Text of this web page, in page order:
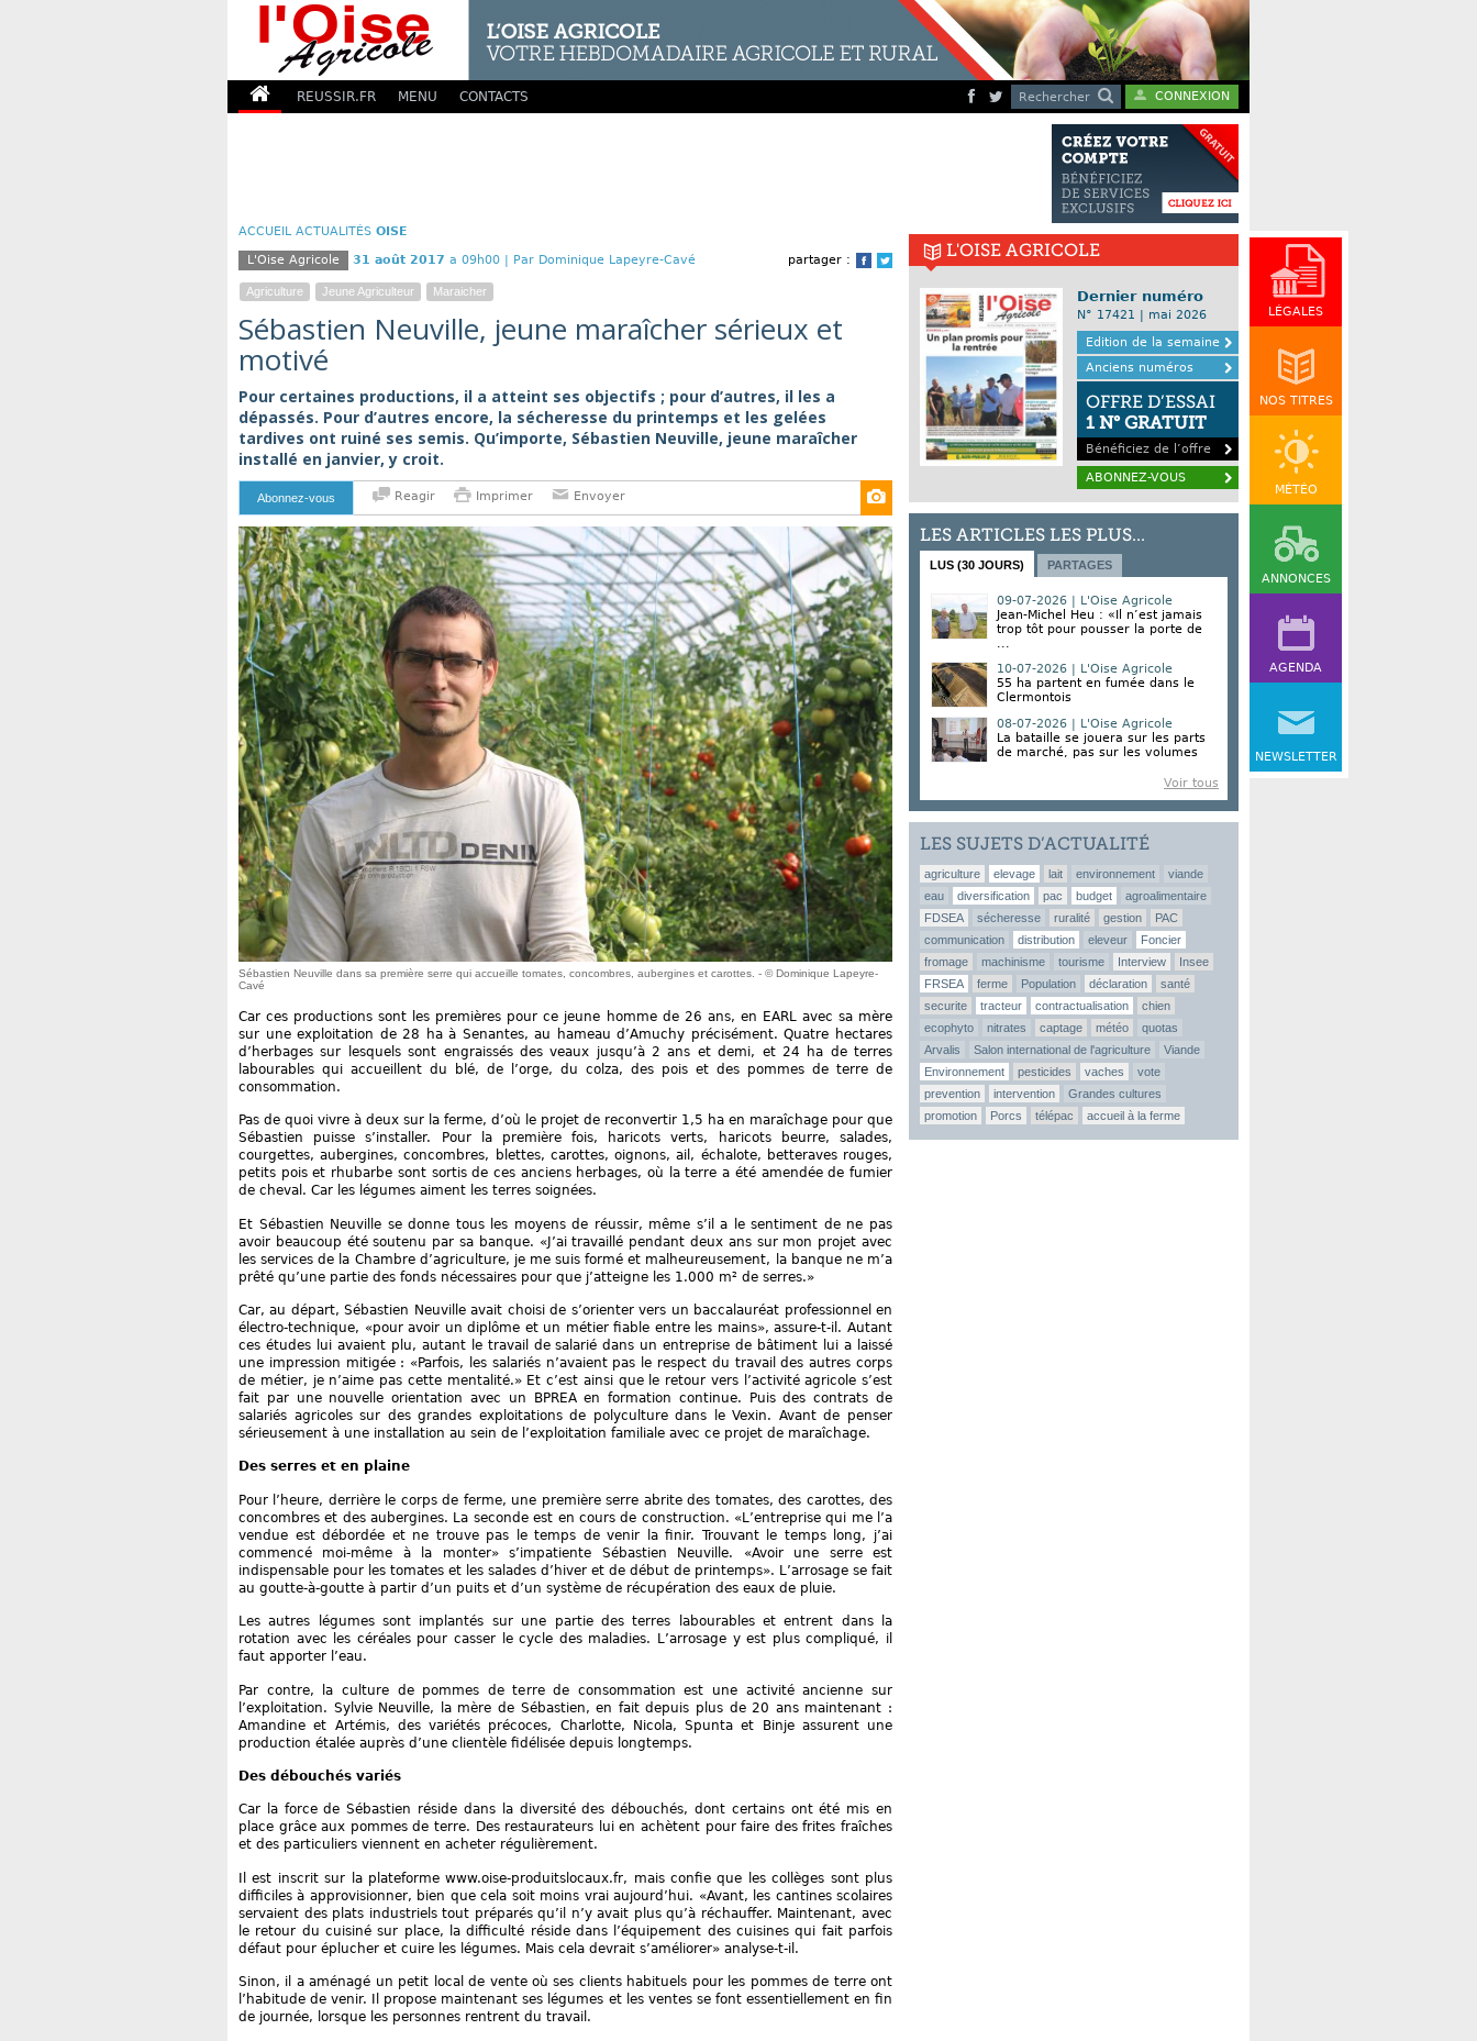
REUSSIR.FR MENU CONTACTS Rechercher CONNEXION
LÉGALES
NOS TITRES
MÉTÉO
ANNONCES
AGENDA
NEWSLETTER
ACCUEIL ACTUALITÉS OISE
partager :
Facebook
Twitter
L'Oise Agricole 31 août 2017 a 09h00 | Par Dominique Lapeyre-Cavé
Agriculture Jeune Agriculteur Maraicher
Sébastien Neuville, jeune maraîcher sérieux et
motivé
Pour certaines productions, il a atteint ses objectifs ; pour d’autres, il les a
dépassés. Pour d’autres encore, la sécheresse du printemps et les gelées
tardives ont ruiné ses semis. Qu’importe, Sébastien Neuville, jeune maraîcher
installé en janvier, y croit.
Abonnez-vous Reagir Imprimer Envoyer
Sébastien Neuville dans sa première serre qui accueille tomates, concombres, aubergines et carottes. - © Dominique Lapeyre-
Cavé
Car ces productions sont les premières pour ce jeune homme de 26 ans, en EARL avec sa mère
sur une exploitation de 28 ha à Senantes, au hameau d’Amuchy précisément. Quatre hectares
d’herbages sur lesquels sont engraissés des veaux jusqu’à 2 ans et demi, et 24 ha de terres
labourables qui accueillent du blé, de l’orge, du colza, des pois et des pommes de terre de
consommation.
Pas de quoi vivre à deux sur la ferme, d’où le projet de reconvertir 1,5 ha en maraîchage pour que
Sébastien puisse s’installer. Pour la première fois, haricots verts, haricots beurre, salades,
courgettes, aubergines, concombres, blettes, carottes, oignons, ail, échalote, betteraves rouges,
petits pois et rhubarbe sont sortis de ces anciens herbages, où la terre a été amendée de fumier
de cheval. Car les légumes aiment les terres soignées.
Et Sébastien Neuville se donne tous les moyens de réussir, même s’il a le sentiment de ne pas
avoir beaucoup été soutenu par sa banque. «J’ai travaillé pendant deux ans sur mon projet avec
les services de la Chambre d’agriculture, je me suis formé et malheureusement, la banque ne m’a
prêté qu’une partie des fonds nécessaires pour que j’atteigne les 1.000 m² de serres.»
Car, au départ, Sébastien Neuville avait choisi de s’orienter vers un baccalauréat professionnel en
électro-technique, «pour avoir un diplôme et un métier fiable entre les mains», assure-t-il. Autant
ces études lui avaient plu, autant le travail de salarié dans un entreprise de bâtiment lui a laissé
une impression mitigée : «Parfois, les salariés n’avaient pas le respect du travail des autres corps
de métier, je n’aime pas cette mentalité.» Et c’est ainsi que le retour vers l’activité agricole s’est
fait par une nouvelle orientation avec un BPREA en formation continue. Puis des contrats de
salariés agricoles sur des grandes exploitations de polyculture dans le Vexin. Avant de penser
sérieusement à une installation au sein de l’exploitation familiale avec ce projet de maraîchage.
Des serres et en plaine
Pour l’heure, derrière le corps de ferme, une première serre abrite des tomates, des carottes, des
concombres et des aubergines. La seconde est en cours de construction. «L’entreprise qui me l’a
vendue est débordée et ne trouve pas le temps de venir la finir. Trouvant le temps long, j’ai
commencé moi-même à la monter» s’impatiente Sébastien Neuville. «Avoir une serre est
indispensable pour les tomates et les salades d’hiver et de début de printemps». L’arrosage se fait
au goutte-à-goutte à partir d’un puits et d’un système de récupération des eaux de pluie.
Les autres légumes sont implantés sur une partie des terres labourables et entrent dans la
rotation avec les céréales pour casser le cycle des maladies. L’arrosage y est plus compliqué, il
faut apporter l’eau.
Par contre, la culture de pommes de terre de consommation est une activité ancienne sur
l’exploitation. Sylvie Neuville, la mère de Sébastien, en fait depuis plus de 20 ans maintenant :
Amandine et Artémis, des variétés précoces, Charlotte, Nicola, Spunta et Binje assurent une
production étalée auprès d’une clientèle fidélisée depuis longtemps.
Des débouchés variés
Car la force de Sébastien réside dans la diversité des débouchés, dont certains ont été mis en
place grâce aux pommes de terre. Des restaurateurs lui en achètent pour faire des frites fraîches
et des particuliers viennent en acheter régulièrement.
Il est inscrit sur la plateforme www.oise-produitslocaux.fr, mais confie que les collèges sont plus
difficiles à approvisionner, bien que cela soit moins vrai aujourd’hui. «Avant, les cantines scolaires
servaient des plats industriels tout préparés qu’il n’y avait plus qu’à réchauffer. Maintenant, avec
le retour du cuisiné sur place, la difficulté réside dans l’équipement des cuisines qui fait parfois
défaut pour éplucher et cuire les légumes. Mais cela devrait s’améliorer» analyse-t-il.
Sinon, il a aménagé un petit local de vente où ses clients habituels pour les pommes de terre ont
l’habitude de venir. Il propose maintenant ses légumes et les ventes se font essentiellement en fin
de journée, lorsque les personnes rentrent du travail.
L'OISE AGRICOLE
Dernier numéro
N° 17421 | mai 2026
Edition de la semaine
Anciens numéros
OFFRE D’ESSAI
1 N° GRATUIT
Bénéficiez de l’offre
ABONNEZ-VOUS
LES ARTICLES LES PLUS...
LUS (30 JOURS) PARTAGES
09-07-2026 | L'Oise Agricole
Jean-Michel Heu : «Il n’est jamais
trop tôt pour pousser la porte de
...
10-07-2026 | L'Oise Agricole
55 ha partent en fumée dans le
Clermontois
08-07-2026 | L'Oise Agricole
La bataille se jouera sur les parts
de marché, pas sur les volumes
Voir tous
LES SUJETS D’ACTUALITÉ
agriculture elevage lait environnement
viande
eau
diversification pac budget
agroalimentaire
FDSEA
sécheresse ruralité gestion
PAC
communication
distribution eleveur
Foncier
fromage
machinisme tourisme Interview
Insee
FRSEA
ferme Population déclaration
santé
securite
tracteur contractualisation
chien
ecophyto
nitrates captage météo
quotas
Arvalis
Salon international de l'agriculture
Viande
Environnement
pesticides vaches
vote
prevention
intervention
Grandes cultures
promotion
Porcs télépac accueil à la ferme